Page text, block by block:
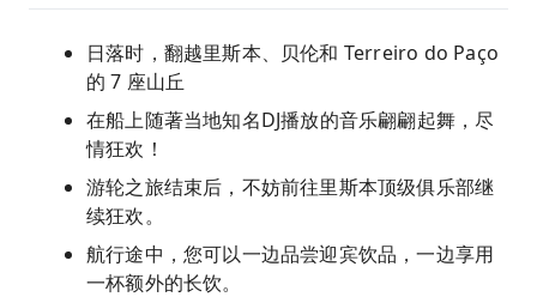
日落时，翻越里斯本、贝伦和 Terreiro do Paço
的 7 座山丘
在船上随著当地知名DJ播放的音乐翩翩起舞，尽
情狂欢！
游轮之旅结束后，不妨前往里斯本顶级俱乐部继
续狂欢。
航行途中，您可以一边品尝迎宾饮品，一边享用
一杯额外的长饮。